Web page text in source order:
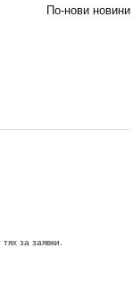
По-нови новини
за заявки.